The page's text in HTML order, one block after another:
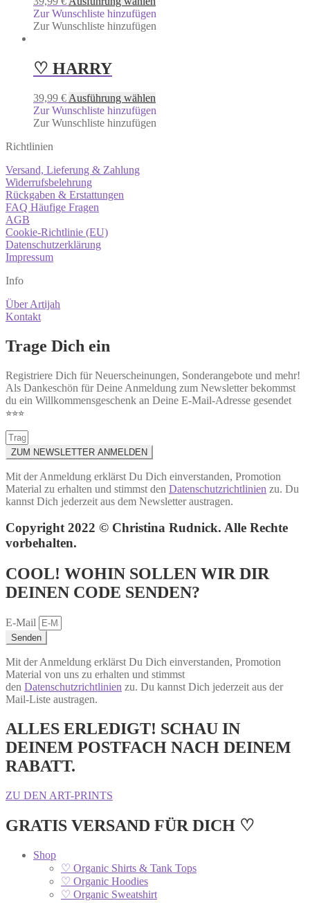
Zur Wunschliste hinzufügen
Zur Wunschliste hinzufügen
♡ HARRY
39,99 € Ausführung wählen
Zur Wunschliste hinzufügen
Zur Wunschliste hinzufügen
Richtlinien
Versand, Lieferung & Zahlung
Widerrufsbelehrung
Rückgaben & Erstattungen
FAQ Häufige Fragen
AGB
Cookie-Richtlinie (EU)
Datenschutzerklärung
Impressum
Info
Über Artijah
Kontakt
Trage Dich ein
Registriere Dich für Neuerscheinungen, Sonderangebote und mehr!
Als Dankeschön für Deine Anmeldung zum Newsletter bekommst
du ein Willkommensgeschenk an Deine E-Mail-Adresse gesendet
⭐︎⭐︎⭐︎
ZUM NEWSLETTER ANMELDEN
Mit der Anmeldung erklärst Du Dich einverstanden, Promotion
Material zu erhalten und stimmst den Datenschutzrichtlinien zu. Du
kannst Dich jederzeit aus dem Newsletter austragen.
Copyright 2022 © Christina Rudnick. Alle Rechte
vorbehalten.
COOL! WOHIN SOLLEN WIR DIR
DEINEN CODE SENDEN?
E-Mail
Senden
Mit der Anmeldung erklärst Du Dich einverstanden, Promotion
Material von uns zu erhalten und stimmst
den Datenschutzrichtlinien zu. Du kannst Dich jederzeit aus der
Mail-Liste austragen.
ALLES ERLEDIGT! SCHAU IN
DEINEM POSTFACH NACH DEINEM
RABATT.
ZU DEN ART-PRINTS
GRATIS VERSAND FÜR DICH ♡
Shop
♡ Organic Shirts & Tank Tops
♡ Organic Hoodies
♡ Organic Sweatshirt